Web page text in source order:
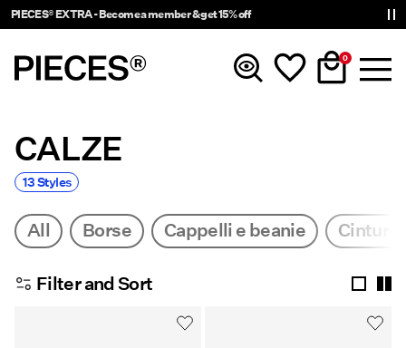
PIECES® EXTRA - Become a member & get 15% off
0
Novità
Abbigliamento
Di tendenza
CALZE
13 Styles
All Borse Cappelli e beanie Cinture
Filter and Sort